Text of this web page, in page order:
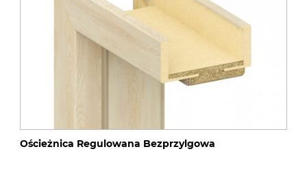
Ościeżnica Regulowana Bezprzylgowa